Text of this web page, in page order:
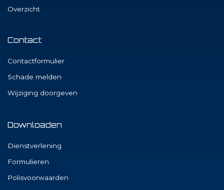
Overzicht
Contact
Contactformulier
Schade melden
Wijziging doorgeven
Downloaden
Dienstverlening
Formulieren
Polisvoorwaarden